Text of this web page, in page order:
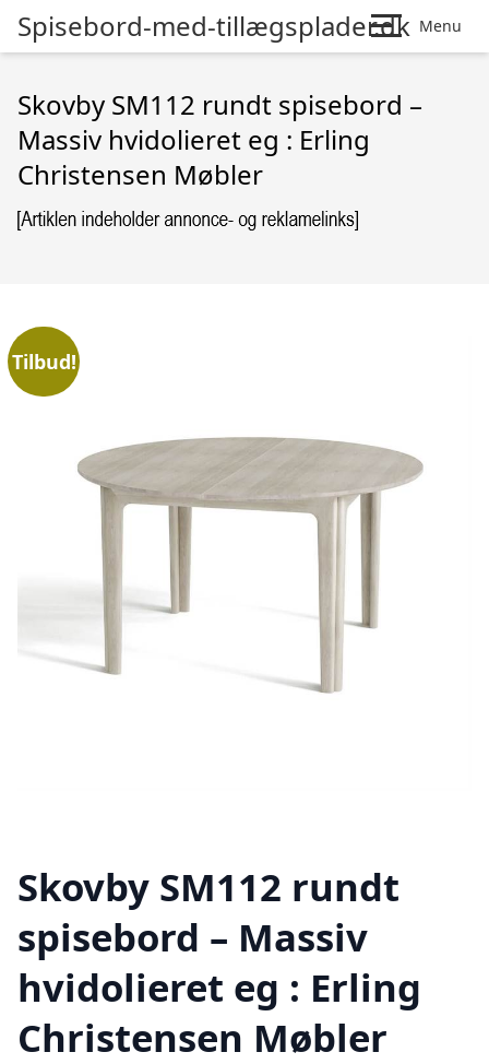
Spisebord-med-tillægsplader.dk Menu
Skovby SM112 rundt spisebord –
Massiv hvidolieret eg : Erling
Christensen Møbler
Tilbud!
Skovby SM112 rundt
spisebord – Massiv
hvidolieret eg : Erling
Christensen Møbler